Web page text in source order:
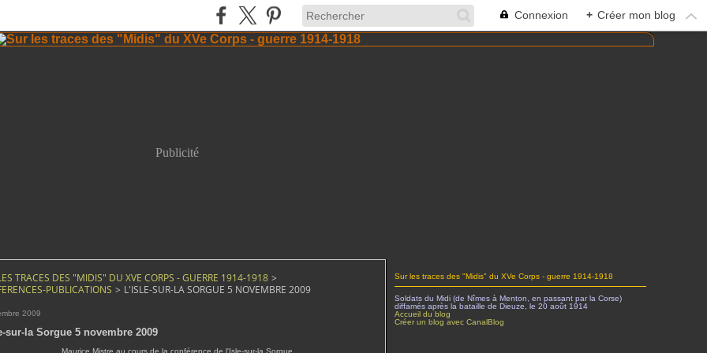
Connexion + Créer mon blog
Publicité
TRACES DES "MIDIS" DU XVE CORPS - GUERRE 1914-1918 >
PUBLICATIONS > L'ISLE-SUR-LA SORGUE 5 NOVEMBRE 2009
2009
sur-la Sorgue 5 novembre 2009
Maurice Mistre au cours de la conférence de l'Isle-sur-la Sorgue
Sur les traces des "Midis" du XVe Corps - guerre 1914-1918
Soldats du Midi (de Nîmes à Menton, en passant par la Corse)
diffamés après la bataille de Dieuze, le 20 août 1914
Accueil du blog
Créer un blog avec CanalBlog